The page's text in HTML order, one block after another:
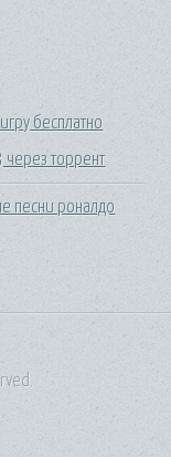
бесплатно
торрент
песни роналдо